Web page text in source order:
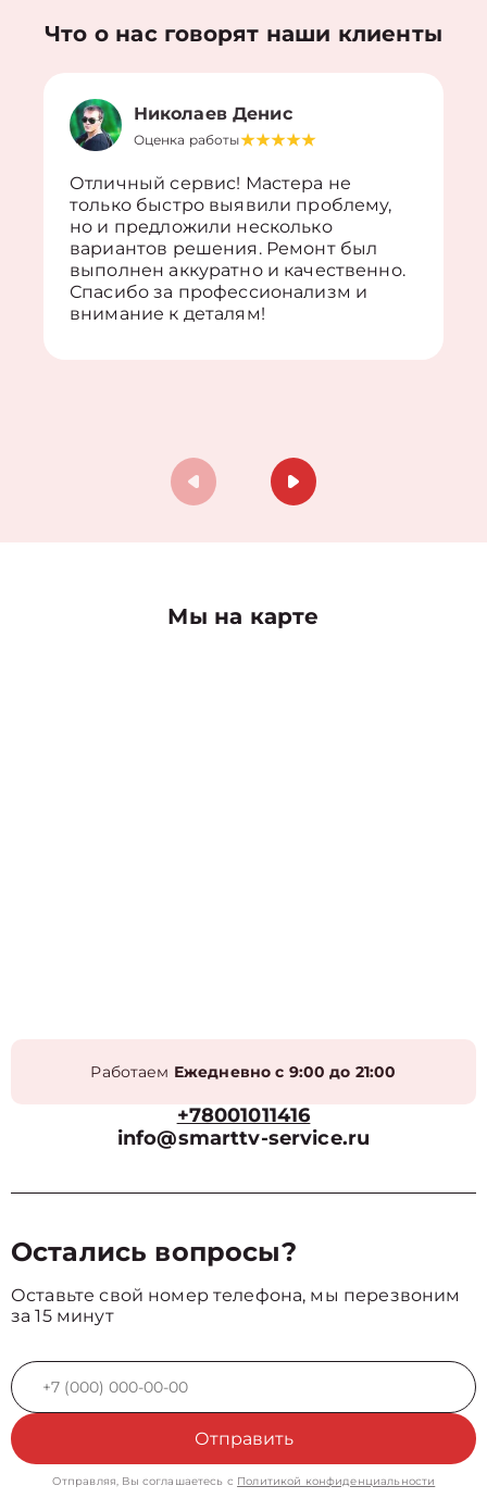
Что о нас говорят наши клиенты
Николаев Денис
Оценка работы
Отличный сервис! Мастера не
только быстро выявили проблему,
но и предложили несколько
вариантов решения. Ремонт был
выполнен аккуратно и качественно.
Спасибо за профессионализм и
внимание к деталям!
Мы на карте
Работаем Ежедневно с 9:00 до 21:00
+78001011416
info@smarttv-service.ru
Остались вопросы?
Оставьте свой номер телефона, мы перезвоним
за 15 минут
Отправить
Отправляя, Вы соглашаетесь с Политикой конфиденциальности